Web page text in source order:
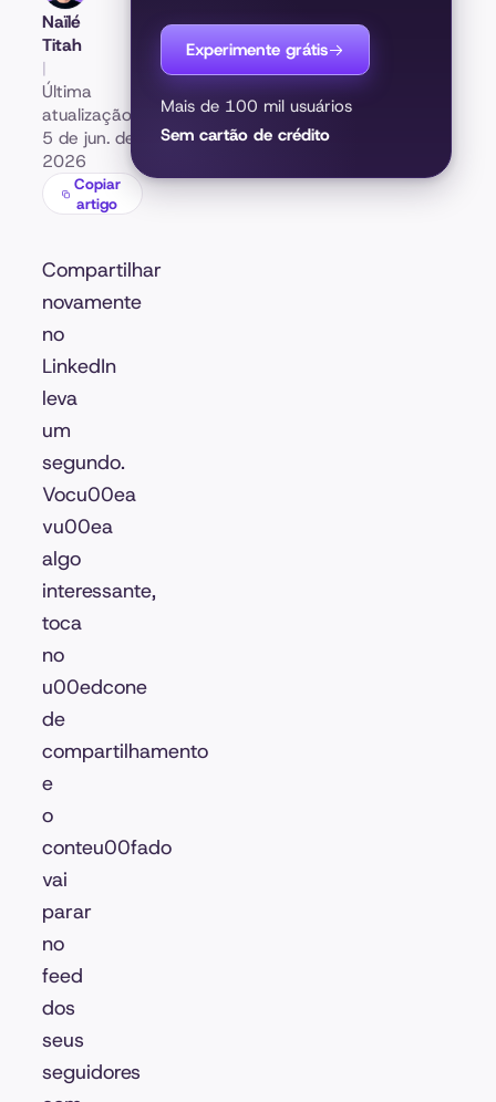
Naïlé
Titah
|
Última
atualização:
5 de jun. de
2026
Copiar
artigo
Compartilhar
novamente
no
LinkedIn
leva
um
segundo.
Vocu00ea
vu00ea
algo
interessante,
toca
no
u00edcone
de
compartilhamento
e
o
conteu00fado
vai
parar
no
feed
dos
seus
seguidores
Experimente grátis
Mais de 100 mil usuários
Sem cartão de crédito